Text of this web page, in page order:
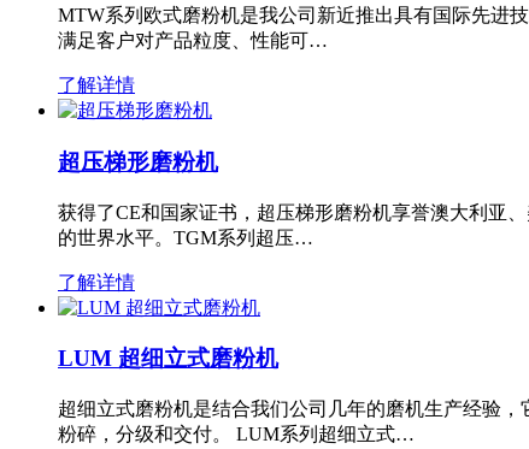
MTW系列欧式磨粉机是我公司新近推出具有国际先进
满足客户对产品粒度、性能可…
了解详情
超压梯形磨粉机
获得了CE和国家证书，超压梯形磨粉机享誉澳大利亚
的世界水平。TGM系列超压…
了解详情
LUM 超细立式磨粉机
超细立式磨粉机是结合我们公司几年的磨机生产经验
粉碎，分级和交付。 LUM系列超细立式…